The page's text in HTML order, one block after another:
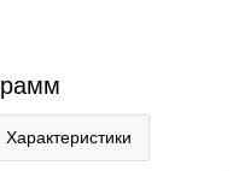
Характеристики